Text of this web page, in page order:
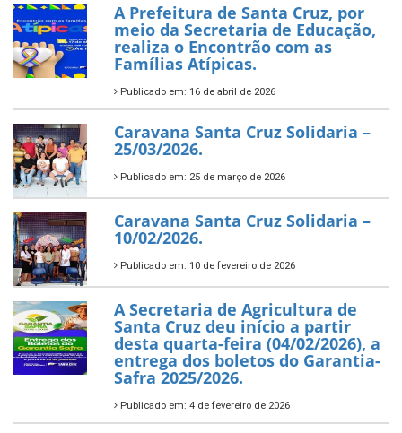
A Prefeitura de Santa Cruz, por
meio da Secretaria de Educação,
realiza o Encontrão com as
Famílias Atípicas.
Publicado em: 16 de abril de 2026
Caravana Santa Cruz Solidaria –
25/03/2026.
Publicado em: 25 de março de 2026
Caravana Santa Cruz Solidaria –
10/02/2026.
Publicado em: 10 de fevereiro de 2026
A Secretaria de Agricultura de
Santa Cruz deu início a partir
desta quarta-feira (04/02/2026), a
entrega dos boletos do Garantia-
Safra 2025/2026.
Publicado em: 4 de fevereiro de 2026